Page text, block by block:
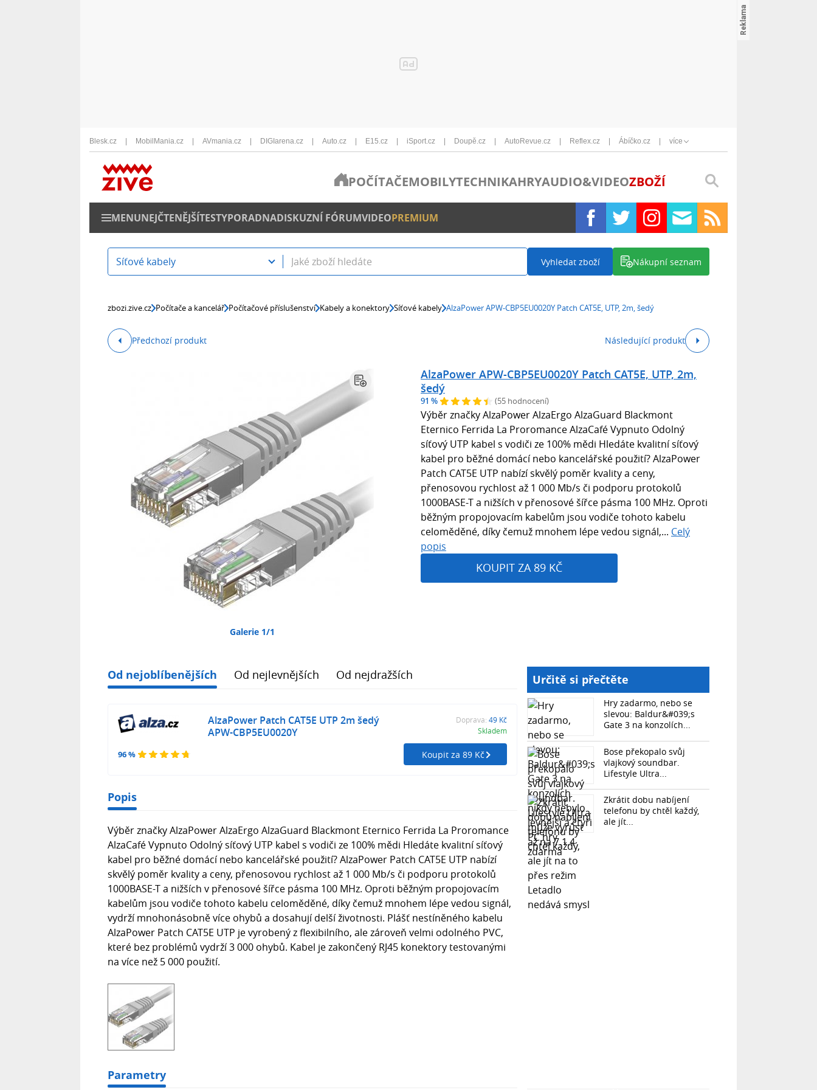
Blesk.cz MobilMania.cz AVmania.cz DIGIarena.cz Auto.cz E15.cz iSport.cz Doupě.cz AutoRevue.cz Reflex.cz Ábíčko.cz více
POČÍTAČEMOBILYTECHNIKAHRYAUDIO&VIDEOZBOŽÍ
MENUNEJČTENĚJŠÍTESTYPORADNADISKUZNÍ FÓRUMVIDEOPREMIUM
Síťové kabely Vyhledat zboží Nákupní seznam
zbozi.zive.cz Počítače a kancelář Počítačové příslušenství Kabely a konektory Síťové kabely AlzaPower APW-CBP5EU0020Y Patch CAT5E, UTP, 2m, šedý
Předchozí produkt Následující produkt
Galerie 1/1
AlzaPower APW-CBP5EU0020Y Patch CAT5E, UTP, 2m,
šedý
91 % (55 hodnocení)
Výběr značky AlzaPower AlzaErgo AlzaGuard Blackmont
Eternico Ferrida La Proromance AlzaCafé Vypnuto Odolný
síťový UTP kabel s vodiči ze 100% mědi Hledáte kvalitní síťový
kabel pro běžné domácí nebo kancelářské použití? AlzaPower
Patch CAT5E UTP nabízí skvělý poměr kvality a ceny,
přenosovou rychlost až 1 000 Mb/s či podporu protokolů
1000BASE-T a nižších v přenosové šířce pásma 100 MHz. Oproti
běžným propojovacím kabelům jsou vodiče tohoto kabelu
celoměděné, díky čemuž mnohem lépe vedou signál,... Celý
popis
KOUPIT ZA 89 KČ
Od nejoblíbenějších Od nejlevnějších Od nejdražších
96 %
AlzaPower Patch CAT5E UTP 2m šedý
APW-CBP5EU0020Y
Doprava: 49 Kč
Skladem
Koupit za 89 Kč
Popis
Výběr značky AlzaPower AlzaErgo AlzaGuard Blackmont Eternico Ferrida La Proromance
AlzaCafé Vypnuto Odolný síťový UTP kabel s vodiči ze 100% mědi Hledáte kvalitní síťový
kabel pro běžné domácí nebo kancelářské použití? AlzaPower Patch CAT5E UTP nabízí
skvělý poměr kvality a ceny, přenosovou rychlost až 1 000 Mb/s či podporu protokolů
1000BASE-T a nižších v přenosové šířce pásma 100 MHz. Oproti běžným propojovacím
kabelům jsou vodiče tohoto kabelu celoměděné, díky čemuž mnohem lépe vedou signál,
vydrží mnohonásobně více ohybů a dosahují delší životnosti. Plášť nestíněného kabelu
AlzaPower Patch CAT5E UTP je vyrobený z flexibilního, ale zároveň velmi odolného PVC,
které bez problémů vydrží 3 000 ohybů. Kabel je zakončený RJ45 konektory testovanými
na více než 5 000 použití.
Parametry
Určitě si přečtěte
Hry zadarmo, nebo se
slevou: Baldur&#039;s
Gate 3 na konzolích...
Bose překopalo svůj
vlajkový soundbar.
Lifestyle Ultra...
Zkrátit dobu nabíjení
telefonu by chtěl každý,
ale jít...